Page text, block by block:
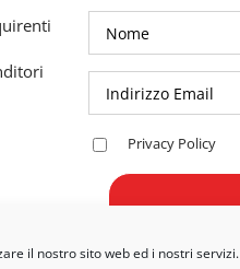
il nostro sito web ed i nostri servizi.
Privacy Policy